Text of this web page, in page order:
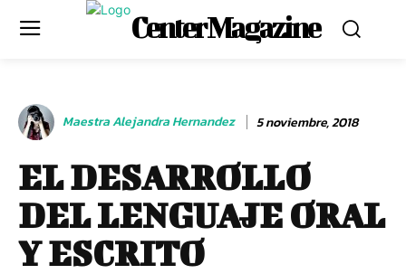
Center Magazine
Maestra Alejandra Hernandez 5 noviembre, 2018
EL DESARROLLO
DEL LENGUAJE ORAL
Y ESCRITO